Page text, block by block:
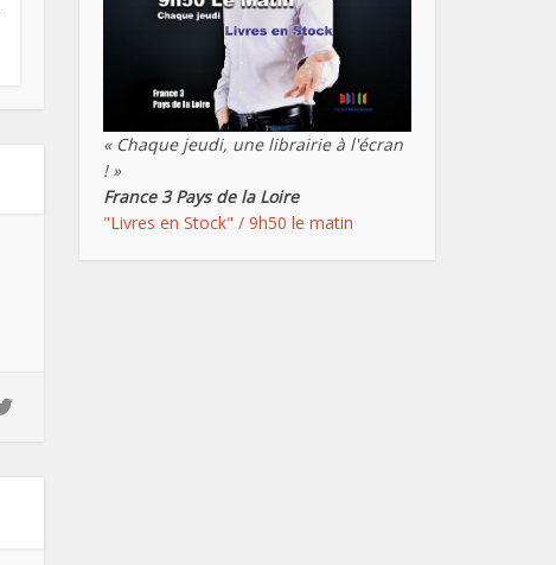
« Chaque jeudi, une librairie à l'écran
! »
France 3 Pays de la Loire
"Livres en Stock" / 9h50 le matin